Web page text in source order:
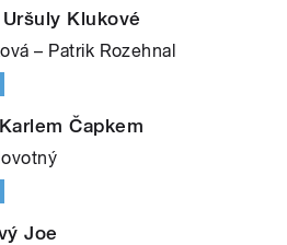
Klukové
– Patrik Rozehnal
Čapkem
Joe